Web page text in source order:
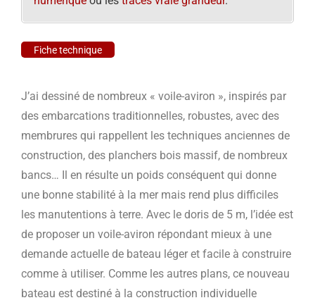
Fiche technique
J’ai dessiné de nombreux « voile-aviron », inspirés par
des embarcations traditionnelles, robustes, avec des
membrures qui rappellent les techniques anciennes de
construction, des planchers bois massif, de nombreux
bancs… Il en résulte un poids conséquent qui donne
une bonne stabilité à la mer mais rend plus difficiles
les manutentions à terre. Avec le doris de 5 m, l’idée est
de proposer un voile-aviron répondant mieux à une
demande actuelle de bateau léger et facile à construire
comme à utiliser. Comme les autres plans, ce nouveau
bateau est destiné à la construction individuelle